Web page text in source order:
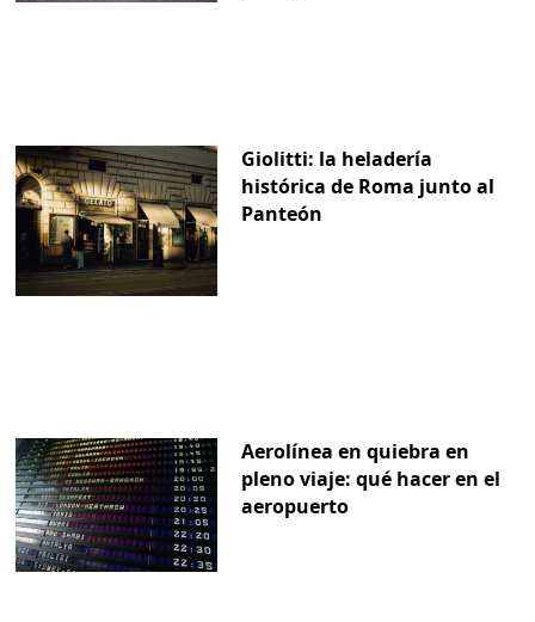
Giolitti: la heladería
histórica de Roma junto al
Panteón
Aerolínea en quiebra en
pleno viaje: qué hacer en el
aeropuerto